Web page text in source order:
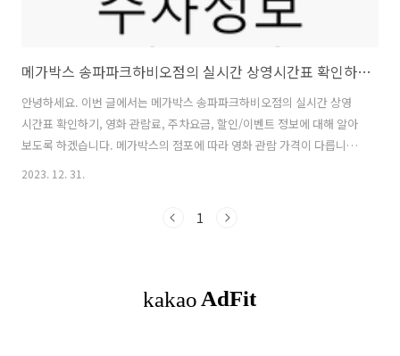
메가박스 송파파크하비오점의 실시간 상영시간표 확인하기, 영화 관람료, 주차요금, 할인/이벤트 정보
안녕하세요. 이번 글에서는 메가박스 송파파크하비오점의 실시간 상영
시간표 확인하기, 영화 관람료, 주차요금, 할인/이벤트 정보에 대해 알아
보도록 하겠습니다. 메가박스의 점포에 따라 영화 관람 가격이 다릅니다.
목차메가박스 송파파크하비오는 주소서울특별시 송파구 송파대로 111,
그리고 기업 대관 및 프레젠테이션에 최적화된 상영관 (테이블 의자, 휴
상영시간표메가박스 송파파크하비오점에서는 영화 베놈: 라스트 댄스,
2023. 12. 31.
1